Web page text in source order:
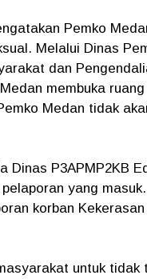
Pemko
Melalui Dinas
dan
membuka
Medan tidak
Dinas P3APMP2KB
yang
korban
untuk